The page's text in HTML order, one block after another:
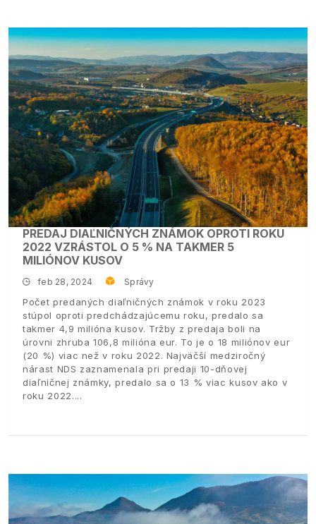
PREDAJ DIAĽNIČNÝCH ZNÁMOK OPROTI ROKU
2022 VZRÁSTOL O 5 % NA TAKMER 5
MILIÓNOV KUSOV
feb 28, 2024 Správy
Počet predaných diaľničných známok v roku 2023
stúpol oproti predchádzajúcemu roku, predalo sa
takmer 4,9 milióna kusov. Tržby z predaja boli na
úrovni zhruba 106,8 milióna eur. To je o 18 miliónov eur
(20 %) viac než v roku 2022. Najväčší medziročný
nárast NDS zaznamenala pri predaji 10-dňovej
diaľničnej známky, predalo sa o 13 % viac kusov ako v
roku 2022.